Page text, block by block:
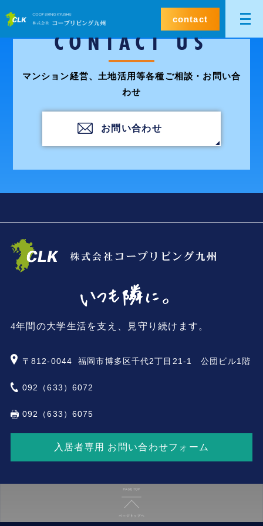
contact
CONTACT US
マンション経営、土地活用等各種ご相談・お問い合
わせ
お問い合わせ
4年間の大学生活を支え、見守り続けます。
〒812-0044 福岡市博多区千代2丁目21-1 公団ビル1階
092（633）6072
092（633）6075
入居者専用 お問い合わせフォーム